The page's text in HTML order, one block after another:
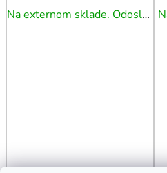
Na externom sklade. Odoslanie 3 - 5 prac. dní.